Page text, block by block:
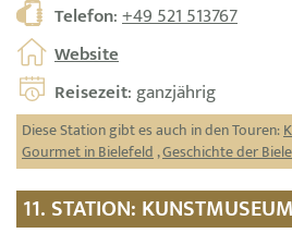
Telefon:+49 521 513767
Website
Reisezeit: ganzjährig
Diese Station gibt es auch in den Touren:
Gourmet in Bielefeld,Geschichte der
11. STATION: